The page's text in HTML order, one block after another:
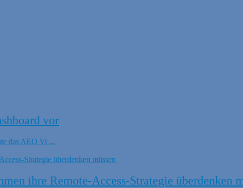
vor
das AEO Vi ...
ihre Remote-Access-Strategie überdenken